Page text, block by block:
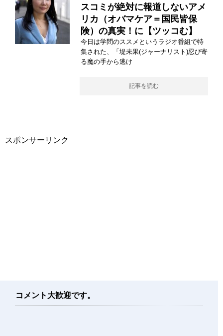
スコミが絶対に報道しないアメ
リカ（オバマケア＝国民皆保
険）の真実！に【ツッコむ】
今日は学問のススメというラジオ番組で特
集された、「堤未果(ジャーナリスト)忍び寄
る魔の手から逃け
記事を読む
スポンサーリンク
コメント大歓迎です。